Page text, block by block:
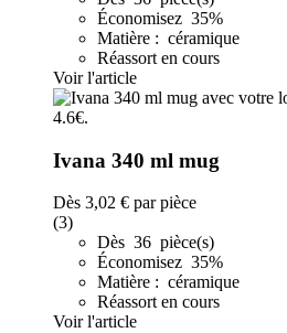
Économisez 35%
Matière : céramique
Réassort en cours
Voir l'article
Ivana 340 ml mug
Dès 3,02 € par pièce
(3)
Dès 36 pièce(s)
Économisez 35%
Matière : céramique
Réassort en cours
Voir l'article